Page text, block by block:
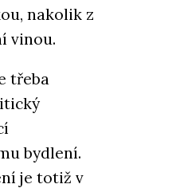
nakolik z
vinou.
třeba
bydlení.
je totiž v